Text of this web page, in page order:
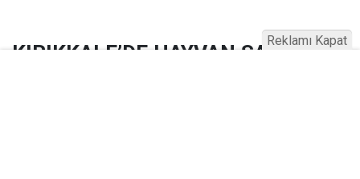
KIRIKKALE’DE HAYVAN SAĞLIĞI
Reklamı Kapat